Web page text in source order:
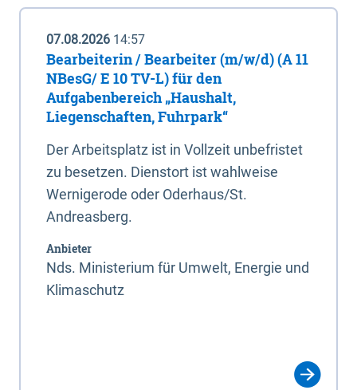
07.08.2026 14:57
Bearbeiterin / Bearbeiter (m/w/d) (A 11
NBesG/ E 10 TV-L) für den
Aufgabenbereich „Haushalt,
Liegenschaften, Fuhrpark“
Der Arbeitsplatz ist in Vollzeit unbefristet
zu besetzen. Dienstort ist wahlweise
Wernigerode oder Oderhaus/St.
Andreasberg.
Anbieter
Nds. Ministerium für Umwelt, Energie und
Klimaschutz